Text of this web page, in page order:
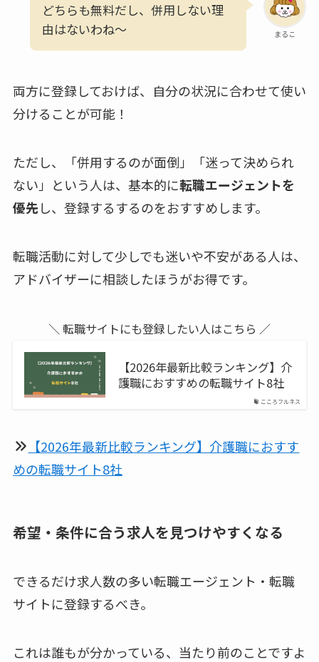
まるこ
どちらも無料だし、併用しない理
由はないわね～
両方に登録しておけば、自分の状況に合わせて使い
分けることが可能！
ただし、「併用するのが面倒」「迷って決められ
ない」という人は、基本的に転職エージェントを
優先し、登録するするのをおすすめします。
転職活動に対して少しでも迷いや不安がある人は、
アドバイザーに相談したほうがお得です。
＼ 転職サイトにも登録したい人はこちら ／
こころフルネス
【2026年最新比較ランキング】介
護職におすすめの転職サイト8社
【2026年最新比較ランキング】介護職におすす
めの転職サイト8社
希望・条件に合う求人を見つけやすくなる
できるだけ求人数の多い転職エージェント・転職
サイトに登録するべき。
これは誰もが分かっている、当たり前のことですよ